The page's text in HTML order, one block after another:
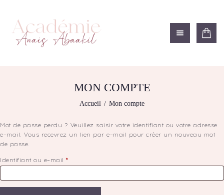
MON COMPTE
Accueil Mon compte
ACADÉMIE ANAÏS ABAAKIL
Formation et shop Indigo
NOS FORMATIONS
BOUTIQUE
CONTACTEZ-NOUS
MODÈLE
Mot de passe perdu ? Veuillez saisir votre identifiant ou votre adresse
e-mail. Vous recevrez un lien par e-mail pour créer un nouveau mot
de passe.
Identifiant ou e-mail *Obligatoire